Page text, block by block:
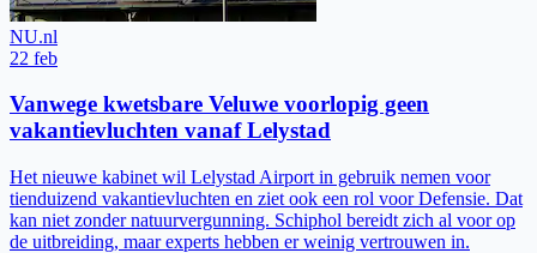
NU.nl
22 feb
Vanwege kwetsbare Veluwe voorlopig geen
vakantievluchten vanaf Lelystad
Het nieuwe kabinet wil Lelystad Airport in gebruik nemen voor
tienduizend vakantievluchten en ziet ook een rol voor Defensie. Dat
kan niet zonder natuurvergunning. Schiphol bereidt zich al voor op
de uitbreiding, maar experts hebben er weinig vertrouwen in.